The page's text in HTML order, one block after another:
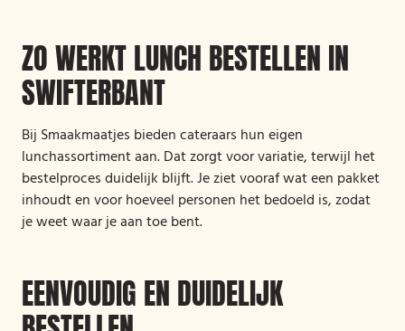
ZO WERKT LUNCH BESTELLEN IN
SWIFTERBANT
Bij Smaakmaatjes bieden cateraars hun eigen
lunchassortiment aan. Dat zorgt voor variatie, terwijl het
bestelproces duidelijk blijft. Je ziet vooraf wat een pakket
inhoudt en voor hoeveel personen het bedoeld is, zodat
je weet waar je aan toe bent.
EENVOUDIG EN DUIDELIJK